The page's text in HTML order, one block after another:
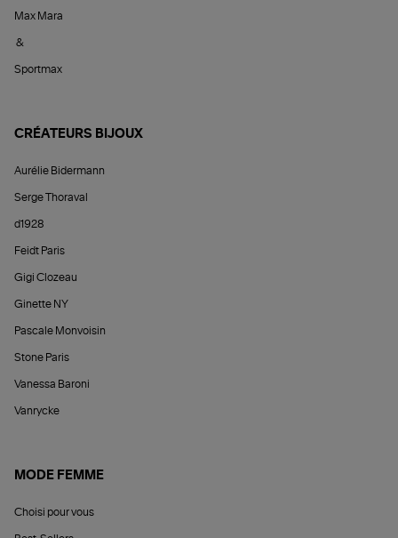
Max Mara
&
Sportmax
CRÉATEURS BIJOUX
Aurélie Bidermann
Serge Thoraval
d1928
Feidt Paris
Gigi Clozeau
Ginette NY
Pascale Monvoisin
Stone Paris
Vanessa Baroni
Vanrycke
MODE FEMME
Choisi pour vous